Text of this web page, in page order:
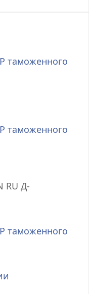
таможенного
таможенного
RU Д-
таможенного